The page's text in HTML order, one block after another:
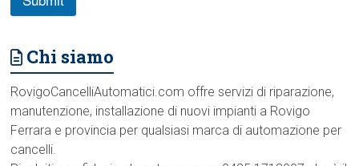
o
t
u
a
Chi siamo
RovigoCancelliAutomatici.com offre servizi di riparazione,
manutenzione, installazione di nuovi impianti a Rovigo
Ferrara e provincia per qualsiasi marca di automazione per
cancelli.